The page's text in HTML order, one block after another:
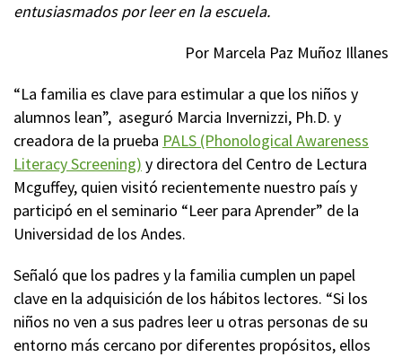
entusiasmados por leer en la escuela.
Por Marcela Paz Muñoz Illanes
“La familia es clave para estimular a que los niños y
alumnos lean”, aseguró Marcia Invernizzi, Ph.D. y
creadora de la prueba PALS (Phonological Awareness
Literacy Screening) y directora del Centro de Lectura
Mcguffey, quien visitó recientemente nuestro país y
participó en el seminario “Leer para Aprender” de la
Universidad de los Andes.
Señaló que los padres y la familia cumplen un papel
clave en la adquisición de los hábitos lectores. “Si los
niños no ven a sus padres leer u otras personas de su
entorno más cercano por diferentes propósitos, ellos